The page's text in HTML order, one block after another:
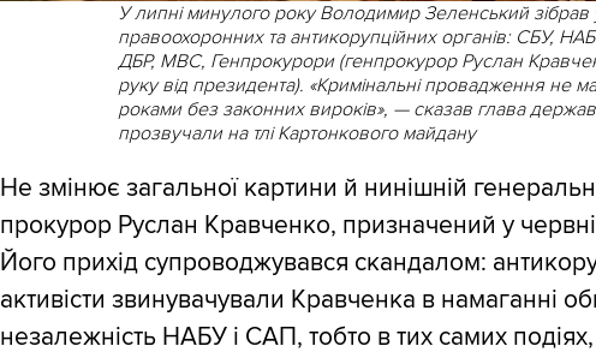
У липні минулого року Володимир Зеленський зібрав
правоохоронних та антикорупційних органів: СБУ,
ДБР, МВС, Генпрокурори (генпрокурор Руслан
руку від президента). «Кримінальні провадження не
роками без законних вироків», — сказав глава
прозвучали на тлі Картонкового майдану
Не змінює загальної картини й нинішній
прокурор Руслан Кравченко, призначений у
Його прихід супроводжувався скандалом:
активісти звинувачували Кравченка в намаганні
незалежність НАБУ і САП, тобто в тих самих подіях,